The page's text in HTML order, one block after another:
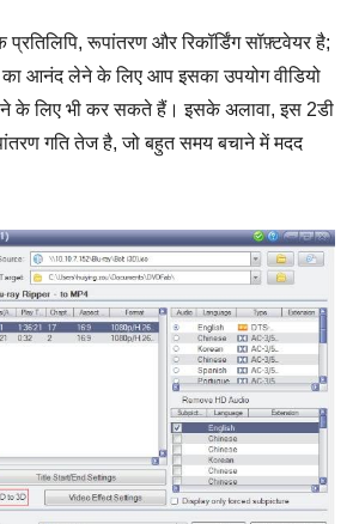
रूपांतरण और रिकॉर्डिंग सॉफ़्टवेयर है;
आनंद लेने के लिए आप इसका उपयोग वीडियो
के लिए भी कर सकते हैं। इसके अलावा, इस 2डी
गति तेज है, जो बहुत समय बचाने में मदद